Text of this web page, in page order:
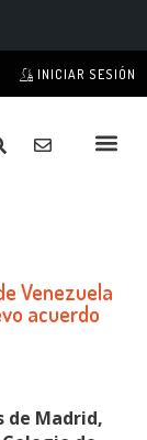
INICIAR SESIÓN
Venezuela
acuerdo
de Madrid,